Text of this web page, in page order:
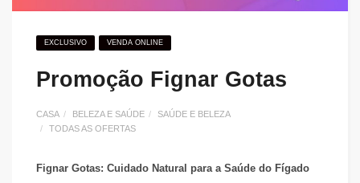
EXCLUSIVO VENDA ONLINE
Promoção Fignar Gotas
CASA BELEZA E SAÚDE
SAÚDE E BELEZA
TODAS AS OFERTAS
Fignar Gotas: Cuidado Natural para a Saúde do Fígado